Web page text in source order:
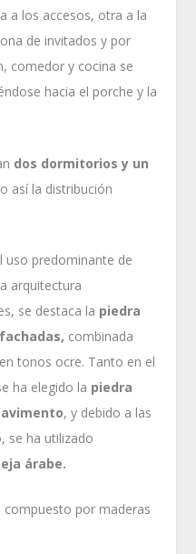
a los accesos, otra a la
de invitados y por
comedor y cocina se
hacia el porche y la
dos dormitorios y un
así la distribución
uso predominante de
arquitectura
se destaca la piedra
combinada
tonos ocre. Tanto en el
ha elegido la piedra
, y debido a las
se ha utilizado
árabe.
compuesto por maderas